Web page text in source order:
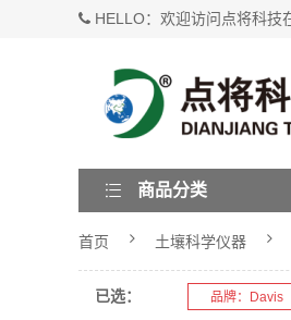
HELLO：欢迎访问点将科技
商品分类
首页 土壤科学仪器
已选： 品牌：Davis